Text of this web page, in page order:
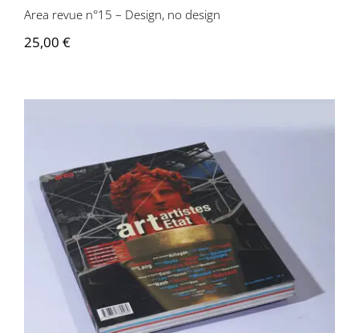
Area revue n°15 – Design, no design
25,00 €
Area revue n°14 – Art, artistes, Etats